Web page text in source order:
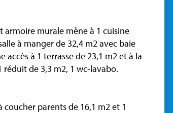
armoire murale mène à 1 cuisine
à manger de 32,4 m2 avec baie
à 1 terrasse de 23,1 m2 et à la
de 3,3 m2, 1 wc-lavabo.
parents de 16,1 m2 et 1